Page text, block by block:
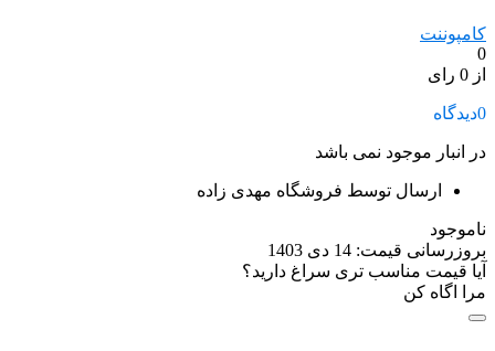
کامپوننت
0
از 0 رای
0دیدگاه
در انبار موجود نمی باشد
ارسال توسط فروشگاه مهدی زاده
ناموجود
بروزرسانی قیمت: 14 دی 1403
آیا قیمت مناسب تری سراغ دارید؟
مرا اگاه کن